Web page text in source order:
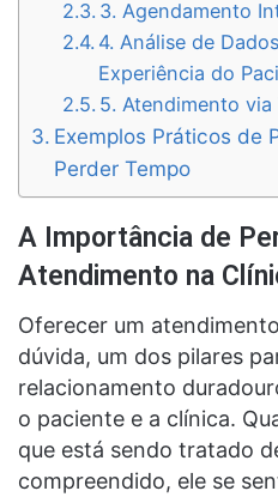
3. Agendamento
4. Análise de
Experiência do
5. Atendimento via
Exemplos Práticos de
Perder Tempo
A Importância de
Atendimento na
Oferecer um
dúvida, um dos pilares
relacionamento
o paciente e a clínica.
que está sendo tratado
compreendido, ele se